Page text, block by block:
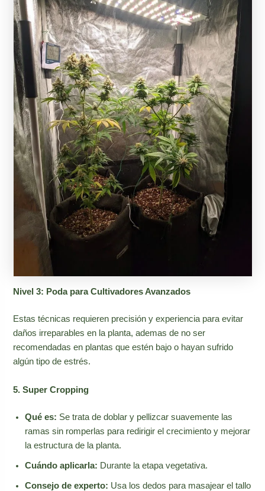
Nivel 3: Poda para Cultivadores Avanzados
Estas técnicas requieren precisión y experiencia para evitar
daños irreparables en la planta, ademas de no ser
recomendadas en plantas que estén bajo o hayan sufrido
algún tipo de estrés.
5. Super Cropping
Qué es: Se trata de doblar y pellizcar suavemente las
ramas sin romperlas para redirigir el crecimiento y mejorar
la estructura de la planta.
Cuándo aplicarla: Durante la etapa vegetativa.
Consejo de experto: Usa los dedos para masajear el tallo